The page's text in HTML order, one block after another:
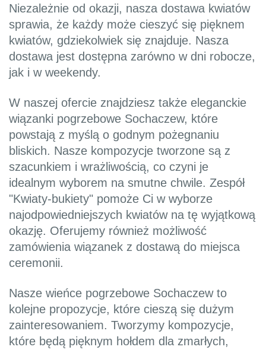
Niezależnie od okazji, nasza dostawa kwiatów
sprawia, że każdy może cieszyć się pięknem
kwiatów, gdziekolwiek się znajduje. Nasza
dostawa jest dostępna zarówno w dni robocze,
jak i w weekendy.
W naszej ofercie znajdziesz także eleganckie
wiązanki pogrzebowe Sochaczew, które
powstają z myślą o godnym pożegnaniu
bliskich. Nasze kompozycje tworzone są z
szacunkiem i wrażliwością, co czyni je
idealnym wyborem na smutne chwile. Zespół
"Kwiaty-bukiety" pomoże Ci w wyborze
najodpowiedniejszych kwiatów na tę wyjątkową
okazję. Oferujemy również możliwość
zamówienia wiązanek z dostawą do miejsca
ceremonii.
Nasze wieńce pogrzebowe Sochaczew to
kolejne propozycje, które cieszą się dużym
zainteresowaniem. Tworzymy kompozycje,
które będą pięknym hołdem dla zmarłych,